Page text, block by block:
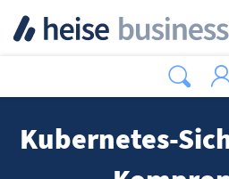
Kubernetes-